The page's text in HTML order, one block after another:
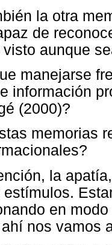
la otra
de
aunque
manejarse
información
(2000)?
memorias
la
en modo
nos vamos